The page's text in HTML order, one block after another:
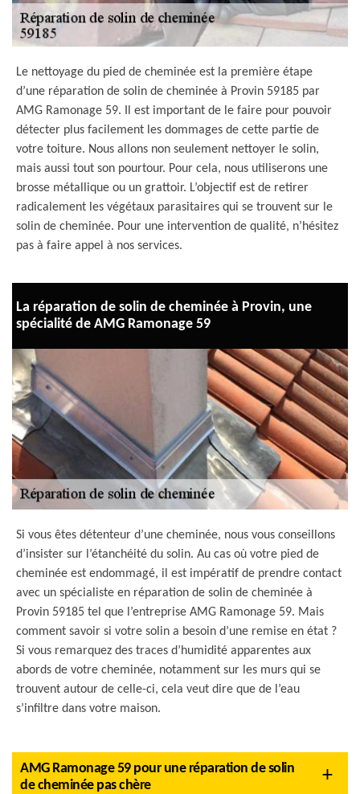
Le nettoyage du pied de cheminée est la première étape
d’une réparation de solin de cheminée à Provin 59185 par
AMG Ramonage 59. Il est important de le faire pour pouvoir
détecter plus facilement les dommages de cette partie de
votre toiture. Nous allons non seulement nettoyer le solin,
mais aussi tout son pourtour. Pour cela, nous utiliserons une
brosse métallique ou un grattoir. L’objectif est de retirer
radicalement les végétaux parasitaires qui se trouvent sur le
solin de cheminée. Pour une intervention de qualité, n’hésitez
pas à faire appel à nos services.
La réparation de solin de cheminée à Provin, une
spécialité de AMG Ramonage 59
Si vous êtes détenteur d’une cheminée, nous vous conseillons
d’insister sur l’étanchéité du solin. Au cas où votre pied de
cheminée est endommagé, il est impératif de prendre contact
avec un spécialiste en réparation de solin de cheminée à
Provin 59185 tel que l’entreprise AMG Ramonage 59. Mais
comment savoir si votre solin a besoin d’une remise en état ?
Si vous remarquez des traces d’humidité apparentes aux
abords de votre cheminée, notamment sur les murs qui se
trouvent autour de celle-ci, cela veut dire que de l’eau
s’infiltre dans votre maison.
AMG Ramonage 59 pour une réparation de solin
de cheminée pas chère